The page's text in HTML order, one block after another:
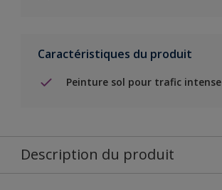
Caractéristiques du produit
Peinture sol pour trafic intense
Description du produit